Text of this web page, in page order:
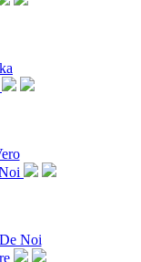
Noi